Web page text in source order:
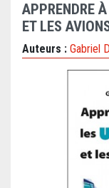
APPRENDRE
ET LES
Auteurs : Gabriel